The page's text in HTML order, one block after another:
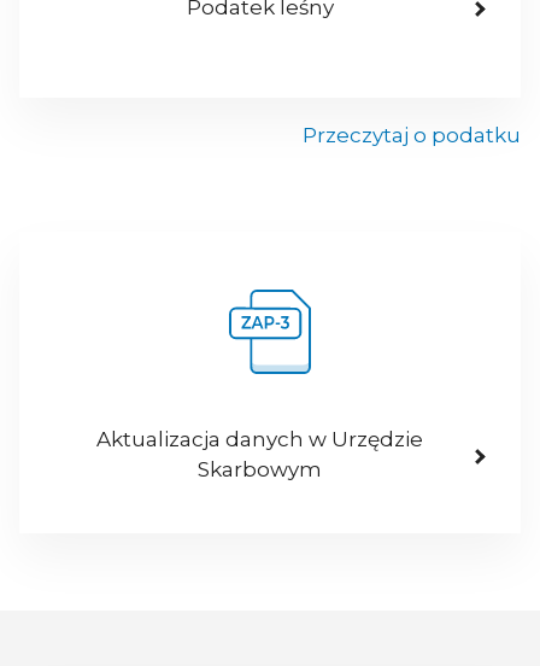
Podatek leśny
Przeczytaj o podatku
Aktualizacja danych w Urzędzie
Skarbowym